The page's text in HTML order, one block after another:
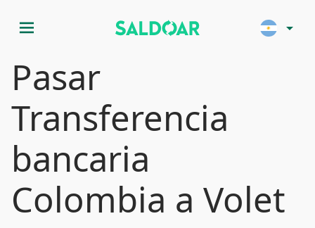
menu arrow_drop_down
Pasar
Transferencia
bancaria
Colombia a Volet